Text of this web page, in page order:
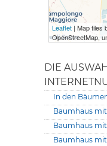
Leaflet| Map tiles
OpenStreetMap,
DIE
In den
Baumhaus mit
Baumhaus
Baumhaus mit